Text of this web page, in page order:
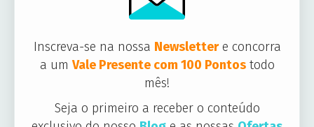
Inscreva-se na nossa Newslettere concorra
a umVale Presente com 100 Pontostodo
mês!
Seja o primeiro a receber o conteúdo